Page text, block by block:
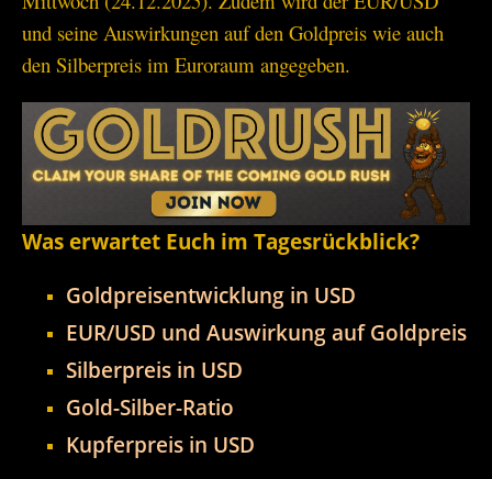
und seine Auswirkungen auf den Goldpreis wie auch
den Silberpreis im Euroraum angegeben.
Was erwartet Euch im Tagesrückblick?
Goldpreisentwicklung in USD
EUR/USD und Auswirkung auf Goldpreis
Silberpreis in USD
Gold-Silber-Ratio
Kupferpreis in USD